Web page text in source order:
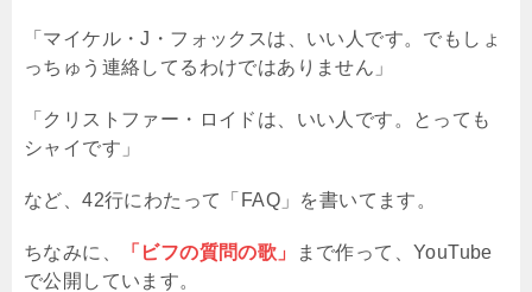
「マイケル・J・フォックスは、いい人です。でもしょ
っちゅう連絡してるわけではありません」
「クリストファー・ロイドは、いい人です。とっても
シャイです」
など、42行にわたって「FAQ」を書いてます。
ちなみに、 「ビフの質問の歌」
まで作って、YouTube
で公開しています。